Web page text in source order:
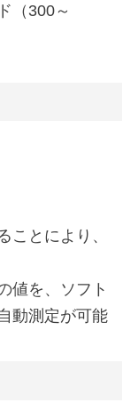
（300～
ことにより、
値を、ソフト
動測定が可能